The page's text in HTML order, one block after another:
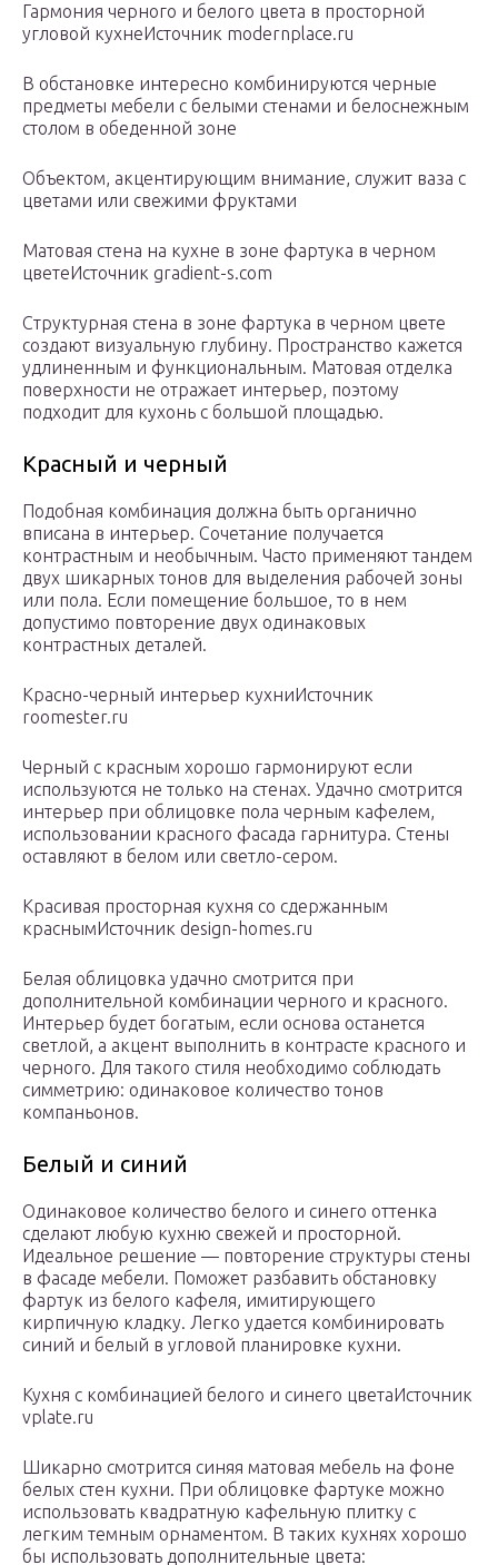
Гармония черного и белого цвета в просторной
угловой кухнеИсточник modernplace.ru
В обстановке интересно комбинируются черные
предметы мебели с белыми стенами и белоснежным
столом в обеденной зоне
Объектом, акцентирующим внимание, служит ваза с
цветами или свежими фруктами
Матовая стена на кухне в зоне фартука в черном
цветеИсточник gradient-s.com
Структурная стена в зоне фартука в черном цвете
создают визуальную глубину. Пространство кажется
удлиненным и функциональным. Матовая отделка
поверхности не отражает интерьер, поэтому
подходит для кухонь с большой площадью.
Красный и черный
Подобная комбинация должна быть органично
вписана в интерьер. Сочетание получается
контрастным и необычным. Часто применяют тандем
двух шикарных тонов для выделения рабочей зоны
или пола. Если помещение большое, то в нем
допустимо повторение двух одинаковых
контрастных деталей.
Красно-черный интерьер кухниИсточник
roomester.ru
Черный с красным хорошо гармонируют если
используются не только на стенах. Удачно смотрится
интерьер при облицовке пола черным кафелем,
использовании красного фасада гарнитура. Стены
оставляют в белом или светло-сером.
Красивая просторная кухня со сдержанным
краснымИсточник design-homes.ru
Белая облицовка удачно смотрится при
дополнительной комбинации черного и красного.
Интерьер будет богатым, если основа останется
светлой, а акцент выполнить в контрасте красного и
черного. Для такого стиля необходимо соблюдать
симметрию: одинаковое количество тонов
компаньонов.
Белый и синий
Одинаковое количество белого и синего оттенка
сделают любую кухню свежей и просторной.
Идеальное решение — повторение структуры стены
в фасаде мебели. Поможет разбавить обстановку
фартук из белого кафеля, имитирующего
кирпичную кладку. Легко удается комбинировать
синий и белый в угловой планировке кухни.
Кухня с комбинацией белого и синего цветаИсточник
vplate.ru
Шикарно смотрится синяя матовая мебель на фоне
белых стен кухни. При облицовке фартуке можно
использовать квадратную кафельную плитку с
легким темным орнаментом. В таких кухнях хорошо
бы использовать дополнительные цвета: